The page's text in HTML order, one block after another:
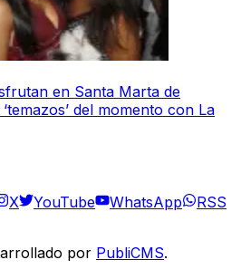
en Santa Marta de
del momento con La
X YouTube WhatsApp RSS
por PubliCMS.